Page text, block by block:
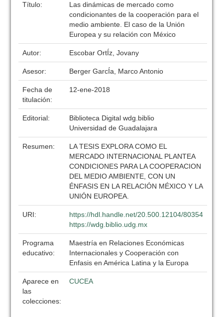
Título:
Las dinámicas de mercado como
condicionantes de la cooperación para el
medio ambiente. El caso de la Unión
Europea y su relación con México
Autor: Escobar OrtÍz, Jovany
Asesor: Berger GarcÍa, Marco Antonio
Fecha de
titulación:
12-ene-2018
Editorial:
Biblioteca Digital wdg.biblio
Universidad de Guadalajara
Resumen:
LA TESIS EXPLORA COMO EL
MERCADO INTERNACIONAL PLANTEA
CONDICIONES PARA LA COOPERACION
DEL MEDIO AMBIENTE, CON UN
ÉNFASIS EN LA RELACIÓN MÉXICO Y LA
UNIÓN EUROPEA.
URI:
https://hdl.handle.net/20.500.12104/80354
https://wdg.biblio.udg.mx
Programa
educativo:
Maestría en Relaciones Económicas
Internacionales y Cooperación con
Enfasis en América Latina y la Europa
Aparece en
las
colecciones:
CUCEA